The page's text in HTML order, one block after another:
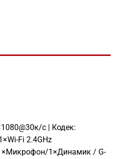
с | Кодек:
Fi 2.4GHz
1×Динамик / G-